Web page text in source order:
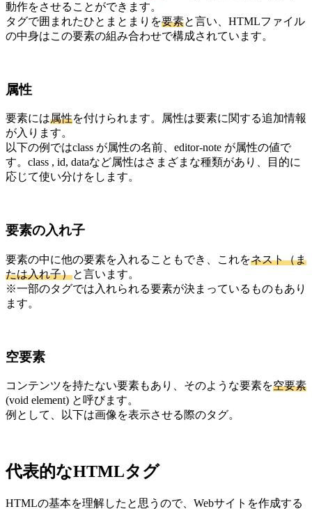
動作をさせることができます。
タグで囲まれたひとまとまりを要素と言い、HTMLファイル
の中身はこの要素の組み合わせで構成されています。
属性
要素には属性を付けられます。属性は要素に関する追加情報
が入ります。
以下の例ではclass が属性の名前、editor-note が属性の値で
す。class , id, dataなど属性はさまざまな種類があり、目的に
応じて使い分けをします。
要素の入れ子
要素の中に他の要素を入れることもでき、これをネスト（ま
たは入れ子）と言います。
※一部のタグでは入れられる要素が決まっているものもあり
ます。
空要素
コンテンツを持たない要素もあり、そのような要素を空要素
(void element) と呼びます。
例として、以下は画像を表示させる際のタグ。
代表的なHTMLタグ
HTMLの基本を理解したと思うので、Webサイトを作成する